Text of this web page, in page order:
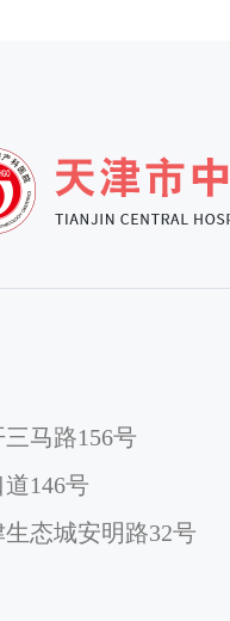
马路156号
146号
态城安明路32号